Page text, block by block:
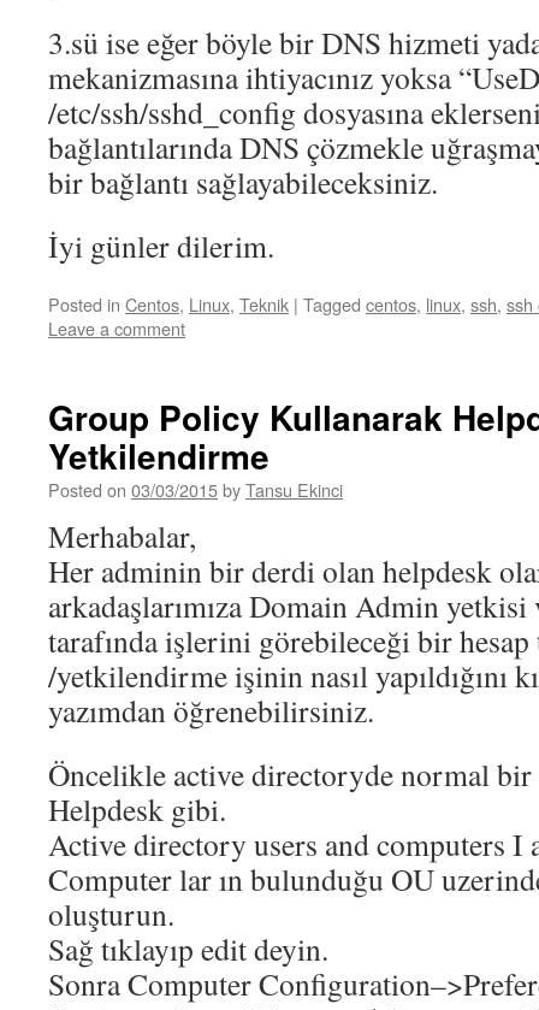
3.sü ise eğer böyle bir DNS hizmeti
mekanizmasına ihtiyacınız yoksa
/etc/ssh/sshd_config dosyasına
bağlantılarında DNS çözmekle
bir bağlantı sağlayabileceksiniz.
İyi günler dilerim.
Posted in Centos, Linux, Teknik | Tagged centos, linux, ssh, ssh
Leave a comment
Group Policy Kullanarak
Yetkilendirme
Posted on 03/03/2015byTansu Ekinci
Merhabalar,
Her adminin bir derdi olan helpdesk
arkadaşlarımıza Domain Admin
tarafında işlerini görebileceği bir hesap
/yetkilendirme işinin nasıl yapıldığını
yazımdan öğrenebilirsiniz.
Öncelikle active directoryde normal bir
Helpdesk gibi.
Active directory users and computers I
Computer lar ın bulunduğu OU
oluşturun.
Sağ tıklayıp edit deyin.
Sonra Computer